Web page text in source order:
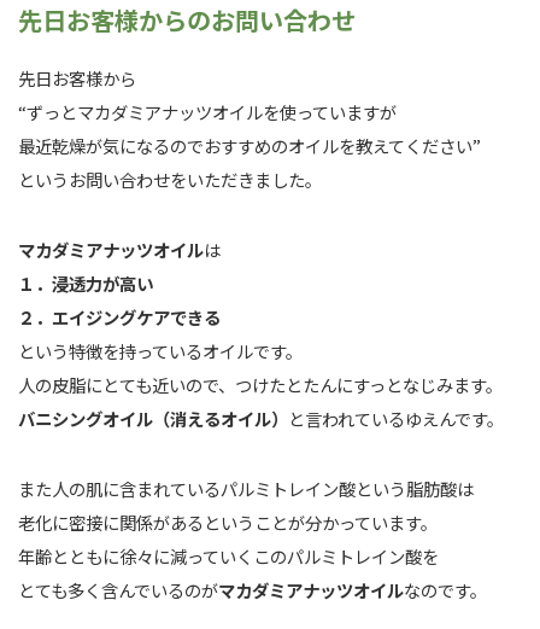
先日お客様からのお問い合わせ
先日お客様から
“ずっとマカダミアナッツオイルを使っていますが
最近乾燥が気になるのでおすすめのオイルを教えてください”
というお問い合わせをいただきました。
マカダミアナッツオイルは
１．浸透力が高い
２．エイジングケアできる
という特徴を持っているオイルです。
人の皮脂にとても近いので、つけたとたんにすっとなじみます。
バニシングオイル（消えるオイル） と言われているゆえんです。
また人の肌に含まれているパルミトレイン酸という脂肪酸は
老化に密接に関係があるということが分かっています。
年齢とともに徐々に減っていくこのパルミトレイン酸を
とても多く含んでいるのがマカダミアナッツオイルなのです。